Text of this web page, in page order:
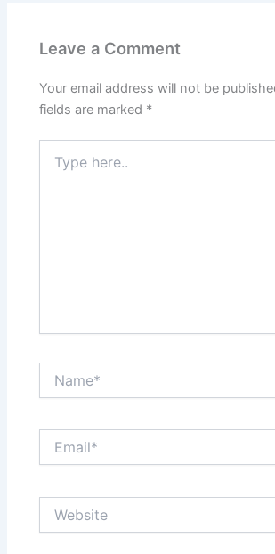
Leave a Comment
Your email address will not be
fields are marked *
here..